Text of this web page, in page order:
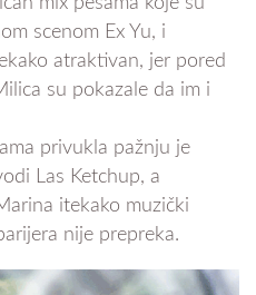
scenom Ex Yu, i
atraktivan, jer pored
su pokazale da im i
privukla pažnju je
Las Ketchup, a
itekako muzički
nije prepreka.